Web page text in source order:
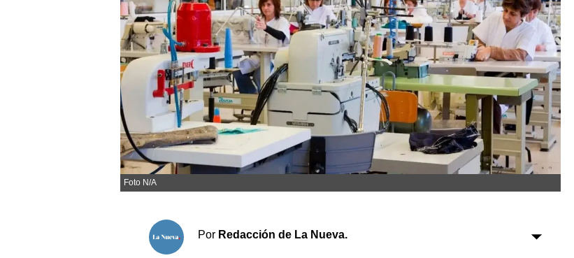
Con el campo
Espacio empresas
Sociedad y tiempo libre
Sociedad
Tecnología
Turismo
Salud
Es viral
El tiempo
Fúnebres
Clasificados
Suplementos
Servicios
Foto N/A
Por Redacción de La Nueva.